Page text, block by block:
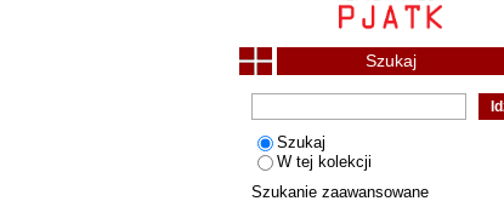
Szukaj
Szukaj
W tej kolekcji
Szukanie zaawansowane